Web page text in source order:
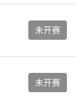
未开赛
未开赛